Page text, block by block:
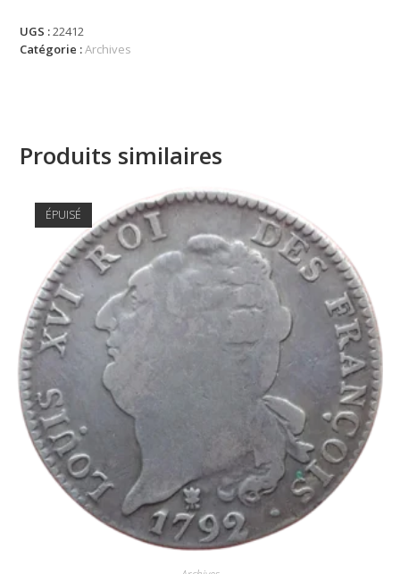
UGS :22412
Catégorie :Archives
Produits similaires
ÉPUISÉ